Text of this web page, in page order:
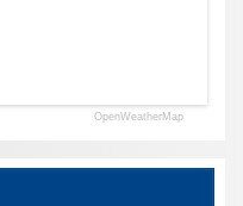
OpenWeatherMap